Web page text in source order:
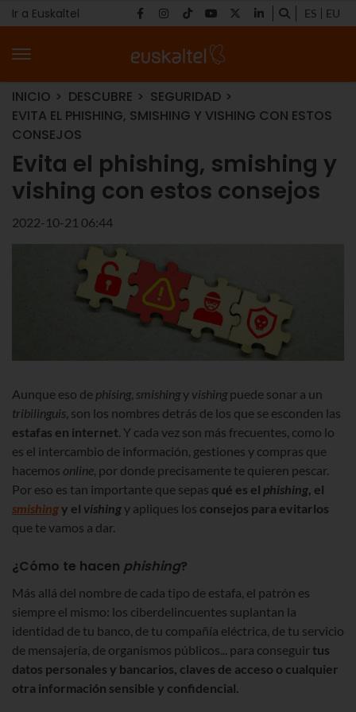
Ir a Euskaltel ES EU
INICIO DESCUBRE
SEGURIDAD
EVITA EL PHISHING, SMISHING Y VISHING CON ESTOS
CONSEJOS
Evita el phishing, smishing y
vishing con estos consejos
2022-10-21 06:44
Aunque eso de phising, smishingy vishingpuede sonar a un
tribilinguis, son los nombres detrás de los que se esconden las
estafas en internet. Y cada vez son más frecuentes, como lo
es el intercambio de información, gestiones y compras que
hacemos online, por donde precisamente te quieren pescar.
Por eso es tan importante que sepas qué es el phishing, el
smishingy el vishingy apliques los consejos para evitarlos
que te vamos a dar.
¿Cómo te hacen phishing?
Más allá del nombre de cada tipo de estafa, el patrón es
siempre el mismo: los ciberdelincuentes suplantan la
identidad de tu banco, de tu compañía eléctrica, de tu servicio
de mensajería, de organismos públicos... para conseguir tus
datos personales y bancarios, claves de acceso o cualquier
otra información sensible y confidencial.